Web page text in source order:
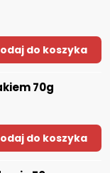
do koszyka
70g
do koszyka